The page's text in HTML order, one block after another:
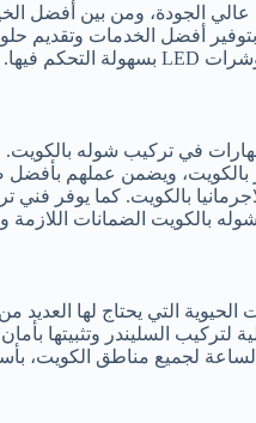
الجودة، ومن بين أفضل
أفضل الخدمات
ويضمن عملهم بأفضل
بالكويت. كما يوفر
بالكويت الضمانات اللازمة
الحيوية التي يحتاج لها
لتركيب السليندر وتثبيتها
لجميع مناطق الكويت،